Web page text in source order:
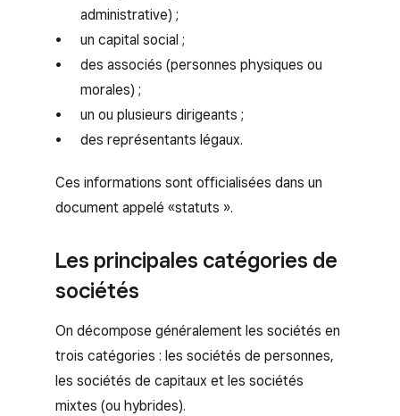
administrative) ;
un capital social ;
des associés (personnes physiques ou
morales) ;
un ou plusieurs dirigeants ;
des représentants légaux.
Ces informations sont officialisées dans un
document appelé «statuts ».
Les principales catégories de
sociétés
On décompose généralement les sociétés en
trois catégories : les sociétés de personnes,
les sociétés de capitaux et les sociétés
mixtes (ou hybrides).